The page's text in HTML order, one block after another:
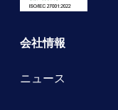
会社情報
ニュース